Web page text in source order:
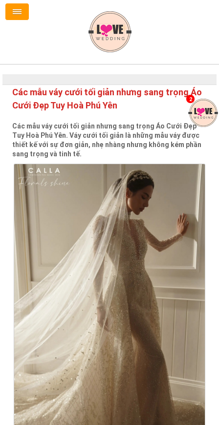
Các mẫu váy cưới tối giản nhưng sang trọng Áo
Cưới Đẹp Tuy Hoà Phú Yên
Các mẫu váy cưới tối giản nhưng sang trọng Áo Cưới Đẹp
Tuy Hoà Phú Yên. Váy cưới tối giản là những mẫu váy được
thiết kế với sự đơn giản, nhẹ nhàng nhưng không kém phần
sang trọng và tinh tế.
2